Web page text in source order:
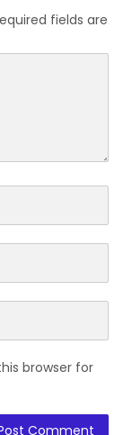
fields are
browser for